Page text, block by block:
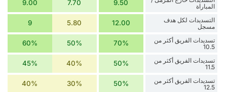
المباراة
9.50
7.70
9.00
التسديدات لكل هدف
مسجل
12.00
5.80
9
تسديدات الفريق أكثر من
10.5
70%
50%
60%
تسديدات الفريق أكثر من
11.5
50%
40%
45%
تسديدات الفريق أكثر من
12.5
50%
30%
40%